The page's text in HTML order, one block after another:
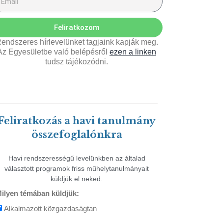
Feliratkozom
hírlevelünket tagjaink kapják meg.
Egyesületbe való belépésről ezen a linken
tudsz tájékozódni.
a havi tanulmány
összefoglalónkra
Havi rendszerességű levelünkben az általad
választott programok friss műhelytanulmányait
küldjük el neked.
témában küldjük:
Alkalmazott közgazdaságtan